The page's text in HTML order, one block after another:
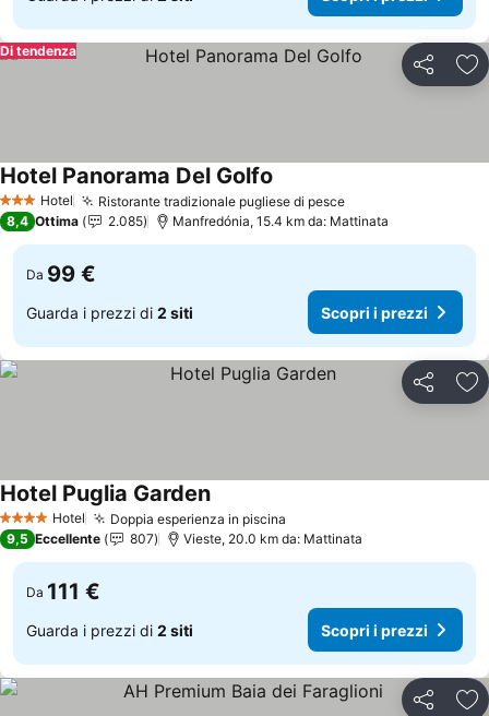
Condividi
Di tendenza
3 StelleHotel Ristorante tradizionale pugliese di pesceScopri i prezzi
Hotel Panorama Del Golfo
8,4 Ottima 2.085 Manfredónia, 15.4 km da: Mattinata
Da 99 €
Guarda i prezzi di 2 siti Scopri i prezzi
Condividi
4 Stelle Hotel Doppia esperienza in piscina
Hotel Puglia GardenScopri i prezzi
9,5 Eccellente 807 Vieste, 20.0 km da: Mattinata
Da 111 €
Guarda i prezzi di 2 siti Scopri i prezzi
Condividi